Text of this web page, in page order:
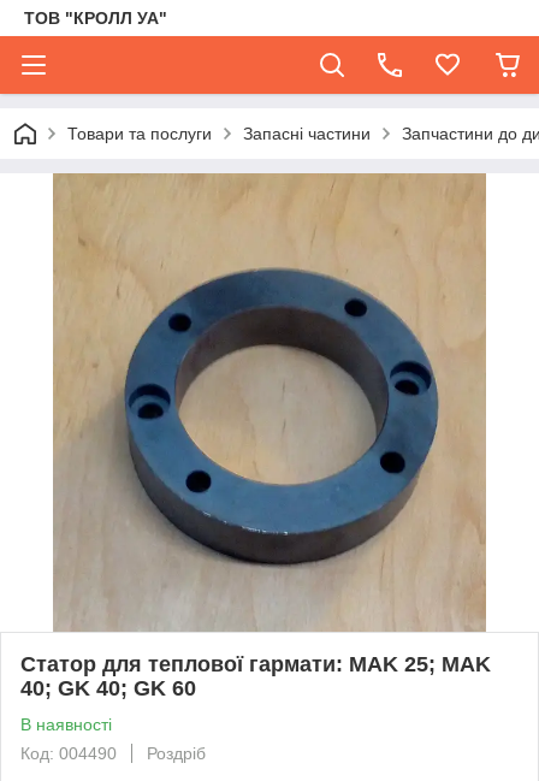
ТОВ "КРОЛЛ УА"
Товари та послуги Запасні частини Запчастини до
Статор для теплової гармати: MAK 25; MAK
40; GK 40; GK 60
В наявності
Код: 004490
Роздріб